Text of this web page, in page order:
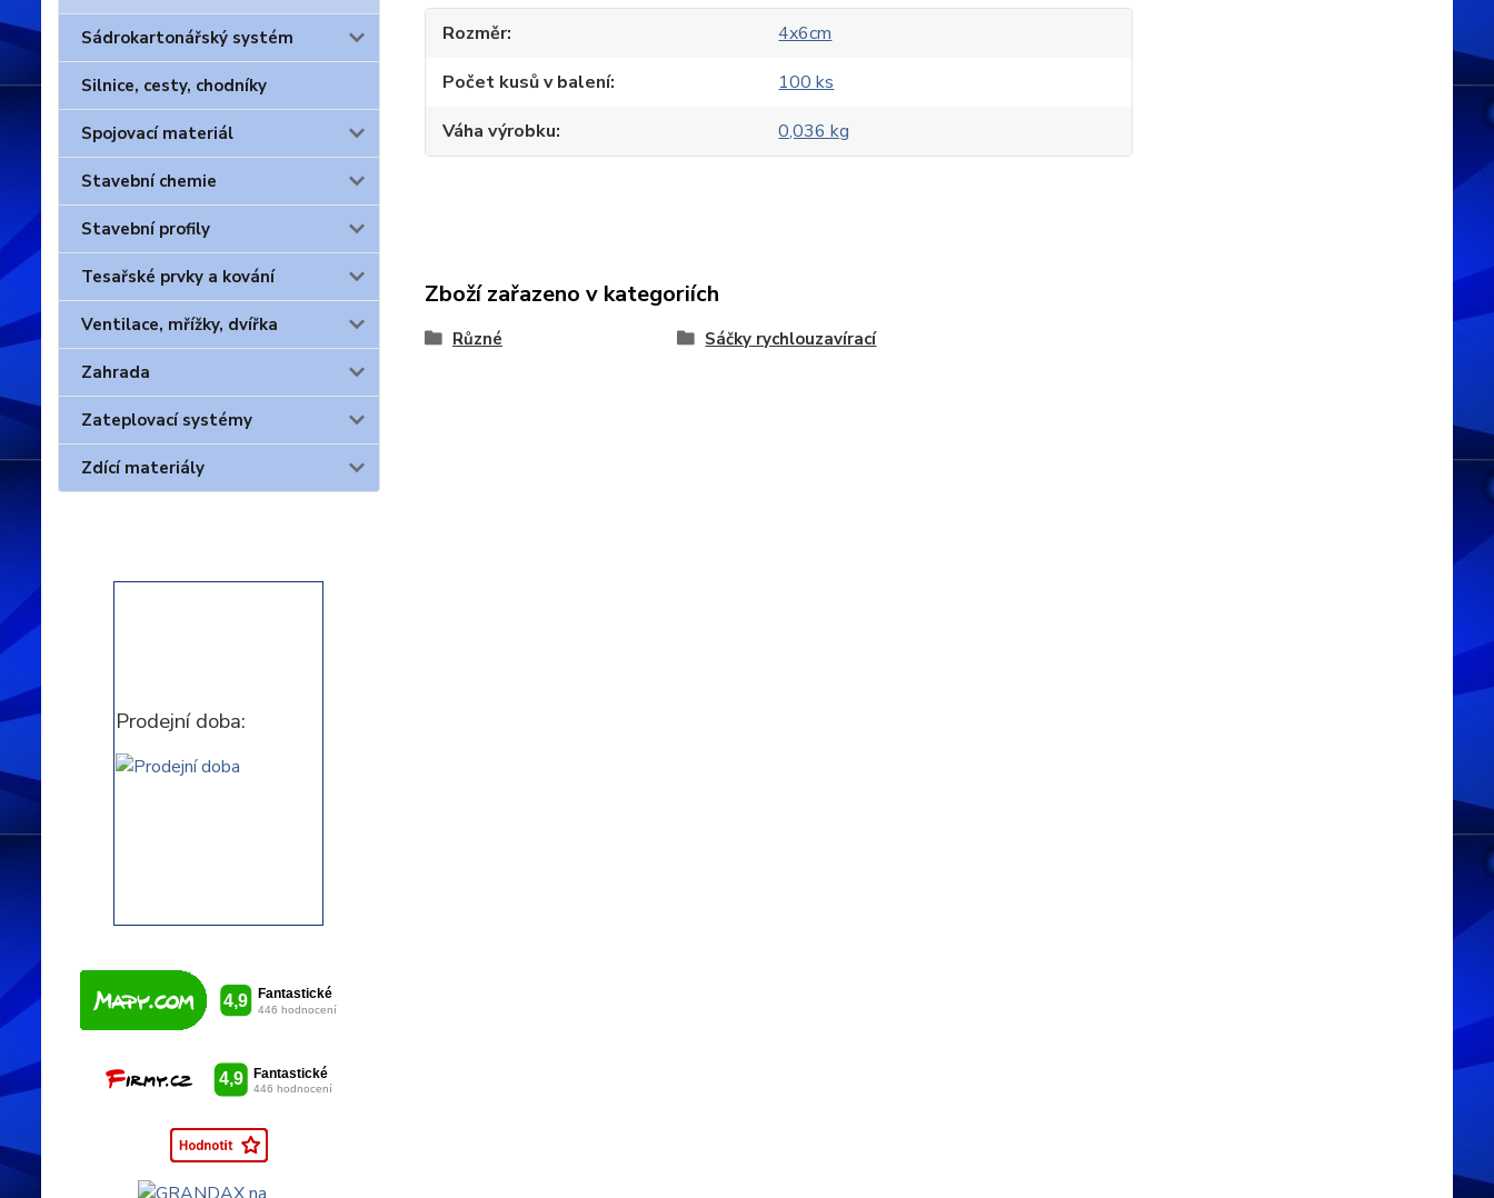
Sádrokartonářský systém
Silnice, cesty, chodníky
Spojovací materiál
Stavební chemie
Stavební profily
Tesařské prvky a kování
Ventilace, mřížky, dvířka
Zahrada
Zateplovací systémy
Zdící materiály
Prodejní doba:
Rozměr
4x6cm
Počet kusů v balení
100 ks
Váha výrobku
0,036 kg
Zboží zařazeno v kategoriích
Různé Sáčky rychlouzavírací